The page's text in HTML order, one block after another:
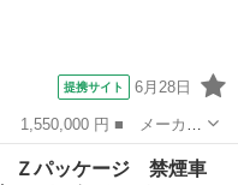
提携サイト 6月28日
■ グレード名： Ｘ Ｇ
■ ドア枚数： 5D ■...
Ｚパッケージ 禁煙車